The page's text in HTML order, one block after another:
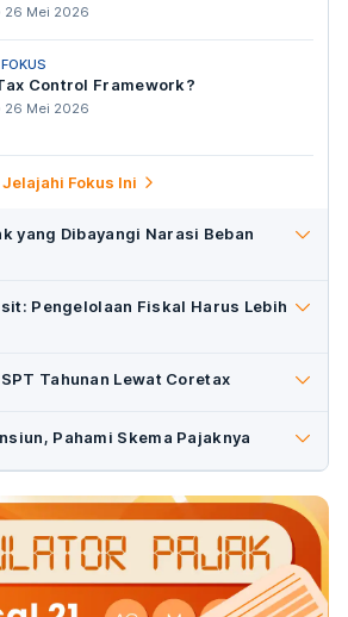
26 Mei 2026
Control Framework?
26 Mei 2026
Jelajahi Fokus Ini
yang Dibayangi Narasi Beban
Pengelolaan Fiskal Harus Lebih
Tahunan Lewat Coretax
Pahami Skema Pajaknya